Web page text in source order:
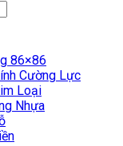
86×86
Cường Lực
Loại
Nhựa